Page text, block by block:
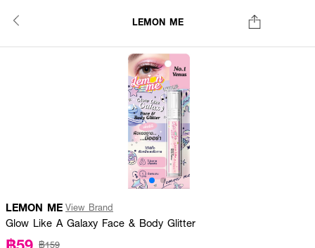
LEMON ME
LEMON ME View Brand
Glow Like A Galaxy Face & Body Glitter
฿159